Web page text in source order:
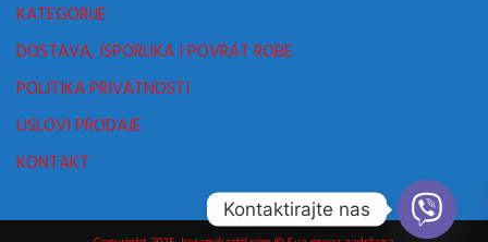
KATEGORIJE
DOSTAVA, ISPORUKA I POVRAT ROBE
POLITIKA PRIVATNOSTI
USLOVI PRODAJE
KONTAKT
Kontaktirajte nas